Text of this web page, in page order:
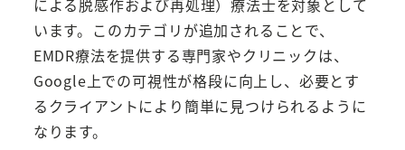
による脱感作および再処理）療法士を対象として
います。このカテゴリが追加されることで、
EMDR療法を提供する専門家やクリニックは、
Google上での可視性が格段に向上し、必要とす
るクライアントにより簡単に見つけられるように
なります。